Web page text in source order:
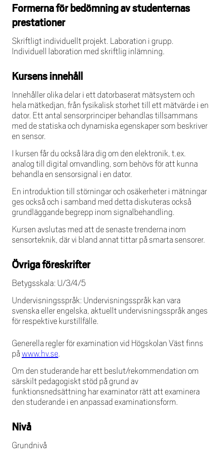
Formerna för bedömning av studenternas
prestationer
Skriftligt individuellt projekt. Laboration i grupp.
Individuell laboration med skriftlig inlämning.
Kursens innehåll
Innehåller olika delar i ett datorbaserat mätsystem och
hela mätkedjan, från fysikalisk storhet till ett mätvärde i en
dator. Ett antal sensorprinciper behandlas tillsammans
med de statiska och dynamiska egenskaper som beskriver
en sensor.
I kursen får du också lära dig om den elektronik, t.ex.
analog till digital omvandling, som behövs för att kunna
behandla en sensorsignal i en dator.
En introduktion till störningar och osäkerheter i mätningar
ges också och i samband med detta diskuteras också
grundläggande begrepp inom signalbehandling.
Kursen avslutas med att de senaste trenderna inom
sensorteknik, där vi bland annat tittar på smarta sensorer.
Övriga föreskrifter
Betygsskala: U/3/4/5
Undervisningsspråk: Undervisningsspråk kan vara
svenska eller engelska, aktuellt undervisningsspråk anges
för respektive kurstillfälle.
Generella regler för examination vid Högskolan Väst finns
på www.hv.se.
Om den studerande har ett beslut/rekommendation om
särskilt pedagogiskt stöd på grund av
funktionsnedsättning har examinator rätt att examinera
den studerande i en anpassad examinationsform.
Nivå
Grundnivå